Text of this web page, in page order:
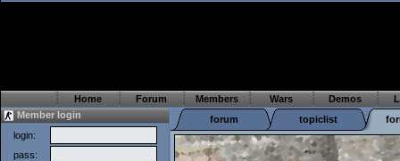
Home Forum Members Wars Demos
Member login
login:
pass:
forum topiclist